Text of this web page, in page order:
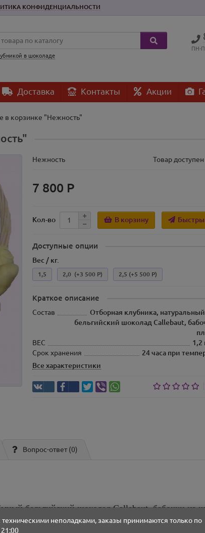
КОНФИДЕНЦИАЛЬНОСТИ
ПН-
в шоколаде
Доставка Контакты Акции
в корзинке "Нежность"
Нежность Товар
7 800 Р
Кол-во В корзину
Доступные опции
Вес / кг.
1,5 2,0 (+3 500 Р) 2,5 (+5 500 Р)
Краткое описание
Состав
Отборная клубника,
бельгийский шоколад Callebaut,
ВЕС
1,2
Срок хранения
24 часа при
Все характеристики
Вопрос-ответ(0)
бельгийский шоколад Callebaut, бабочки из
/ 1,7 кг. / 2,2 кг.
неполадками, заказы принимаются только по